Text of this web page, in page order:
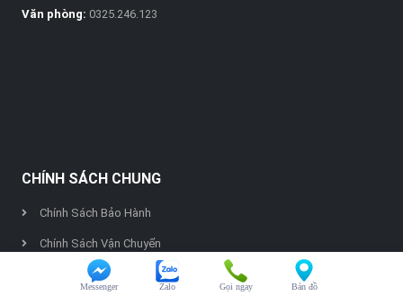
Văn phòng: 0325.246.123
CHÍNH SÁCH CHUNG
Chính Sách Bảo Hành
Chính Sách Vận Chuyển
Chính Sách Thanh Toán
Bản đồ
Gọi ngay
Zalo
Messenger